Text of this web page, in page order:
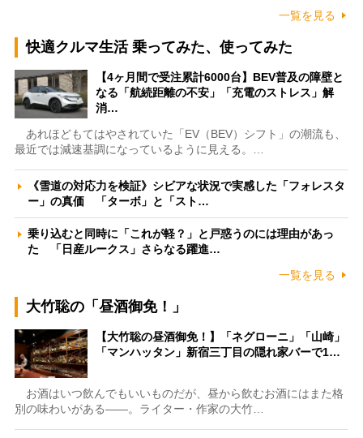
一覧を見る
快適クルマ生活 乗ってみた、使ってみた
【4ヶ月間で受注累計6000台】BEV普及の障壁と
なる「航続距離の不安」「充電のストレス」解
消…
あれほどもてはやされていた「EV（BEV）シフト」の潮流も、
最近では減速基調になっているように見える。…
《雪道の対応力を検証》シビアな状況で実感した「フォレスタ
ー」の真価 「ターボ」と「スト…
乗り込むと同時に「これが軽？」と戸惑うのには理由があっ
た 「日産ルークス」さらなる躍進…
一覧を見る
大竹聡の「昼酒御免！」
【大竹聡の昼酒御免！】「ネグローニ」「山崎」
「マンハッタン」新宿三丁目の隠れ家バーで1…
お酒はいつ飲んでもいいものだが、昼から飲むお酒にはまた格
別の味わいがある――。ライター・作家の大竹…